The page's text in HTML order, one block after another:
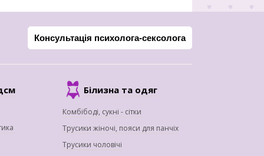
Консультація психолога-сексолога
Білизна та одяг
Комбібоді, сукні - сітки
Трусики жіночі, пояси для панчіх
Трусики чоловічі